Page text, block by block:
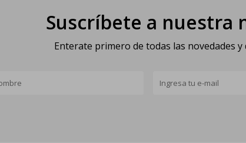
Suscríbete a nuestra
Enterate primero de todas las novedades y